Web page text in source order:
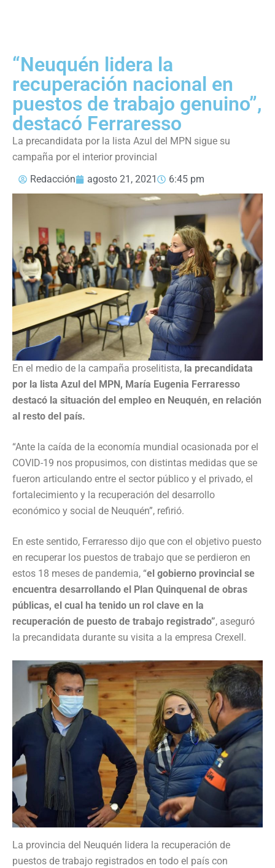
“Neuquén lidera la
recuperación nacional en
puestos de trabajo genuino”,
destacó Ferraresso
La precandidata por la lista Azul del MPN sigue su
campaña por el interior provincial
Redacción
agosto 21, 2021 6:45 pm
En el medio de la campaña proselitista, la precandidata
por la lista Azul del MPN, María Eugenia Ferraresso
destacó la situación del empleo en Neuquén, en relación
al resto del país.
“Ante la caída de la economía mundial ocasionada por el
COVID-19 nos propusimos, con distintas medidas que se
fueron articulando entre el sector público y el privado, el
fortalecimiento y la recuperación del desarrollo
económico y social de Neuquén”, refirió.
En este sentido, Ferraresso dijo que con el objetivo puesto
en recuperar los puestos de trabajo que se perdieron en
estos 18 meses de pandemia, “el gobierno provincial se
encuentra desarrollando el Plan Quinquenal de obras
públicas, el cual ha tenido un rol clave en la
recuperación de puesto de trabajo registrado”, aseguró
la precandidata durante su visita a la empresa Crexell.
La provincia del Neuquén lidera la recuperación de
puestos de trabajo registrados en todo el país con